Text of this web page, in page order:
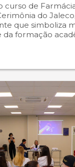
curso de
do
que simboliza
formação